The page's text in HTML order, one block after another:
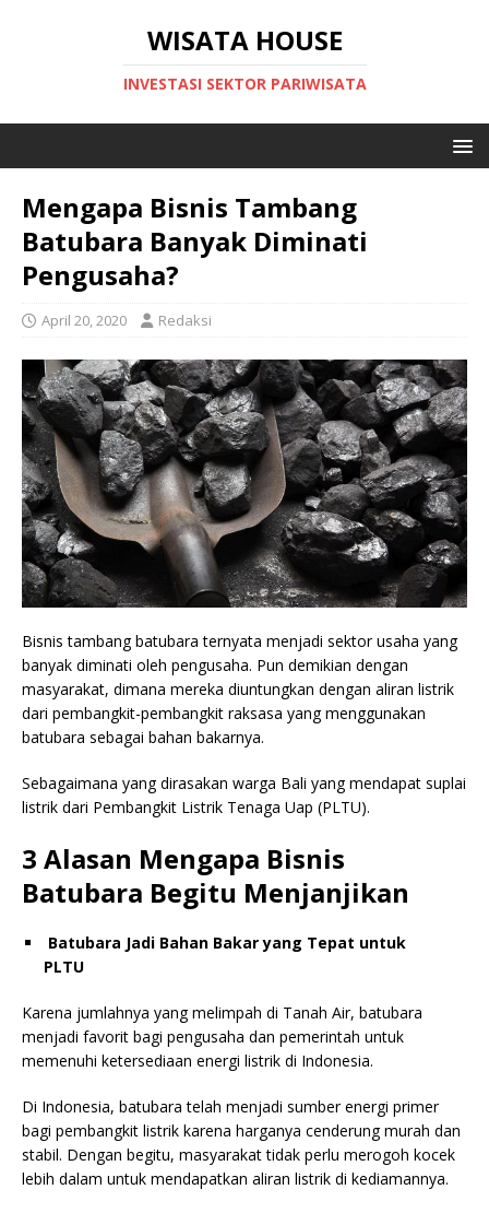
WISATA HOUSE
INVESTASI SEKTOR PARIWISATA
Mengapa Bisnis Tambang
Batubara Banyak Diminati
Pengusaha?
April 20, 2020 Redaksi
Bisnis tambang batubara ternyata menjadi sektor usaha yang
banyak diminati oleh pengusaha. Pun demikian dengan
masyarakat, dimana mereka diuntungkan dengan aliran listrik
dari pembangkit-pembangkit raksasa yang menggunakan
batubara sebagai bahan bakarnya.
Sebagaimana yang dirasakan warga Bali yang mendapat suplai
listrik dari Pembangkit Listrik Tenaga Uap (PLTU).
3 Alasan Mengapa Bisnis
Batubara Begitu Menjanjikan
Batubara Jadi Bahan Bakar yang Tepat untuk
PLTU
Karena jumlahnya yang melimpah di Tanah Air, batubara
menjadi favorit bagi pengusaha dan pemerintah untuk
memenuhi ketersediaan energi listrik di Indonesia.
Di Indonesia, batubara telah menjadi sumber energi primer
bagi pembangkit listrik karena harganya cenderung murah dan
stabil. Dengan begitu, masyarakat tidak perlu merogoh kocek
lebih dalam untuk mendapatkan aliran listrik di kediamannya.